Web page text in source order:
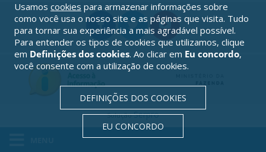
SoluçãoSerpro
Usamos cookies para armazenar informações sobre
como você usa o nosso site e as páginas que visita. Tudo
para tornar sua experiência a mais agradável possível.
Para entender os tipos de cookies que utilizamos, clique
em Definições dos cookies. Ao clicar em Eu concordo,
você consente com a utilização de cookies.
DEFINIÇÕES DOS COOKIES
EU CONCORDO